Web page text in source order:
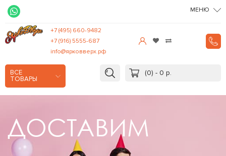
МЕНЮ
+7 (495) 660-9482
+7 (916) 5555-687
info@ярковверх.рф
ВСЕ
ТОВАРЫ
(0) - 0 р.
ДОСТАВИМ